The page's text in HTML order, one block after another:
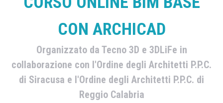
CON ARCHICAD
Organizzato da Tecno 3D e 3DLiFe in
collaborazione con l'Ordine degli Architetti P.P.C.
di Siracusa e l'Ordine degli Architetti P.P.C. di
Reggio Calabria